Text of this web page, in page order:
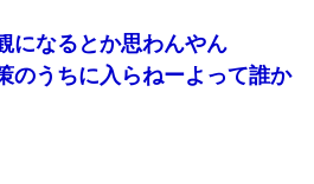
になるとか思わんやん
のうちに入らねーよって誰か